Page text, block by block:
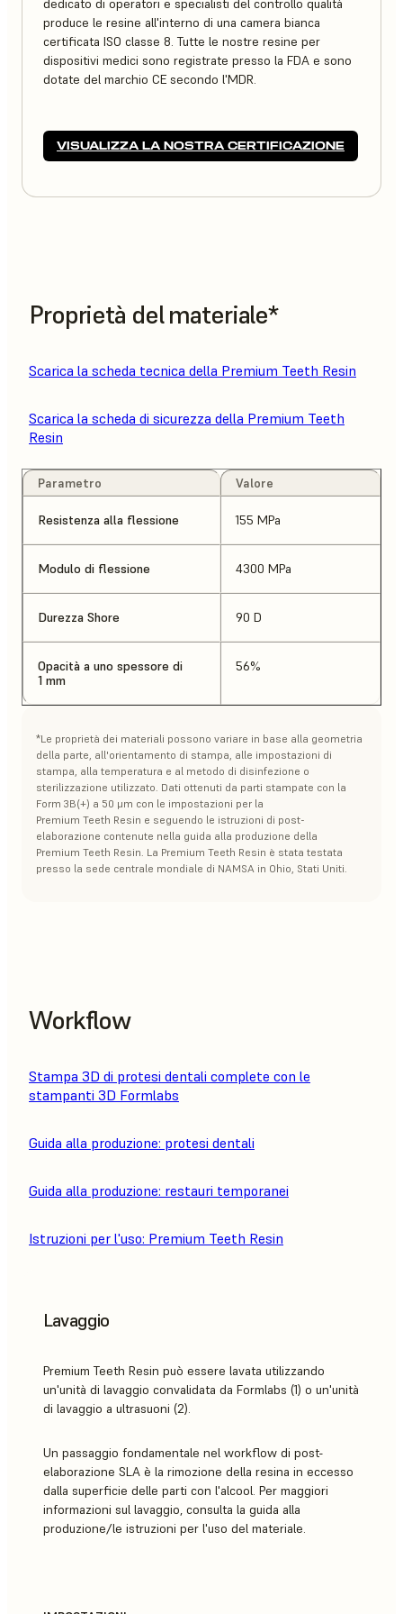
produce le resine all'interno di una camera bianca
certificata ISO classe 8. Tutte le nostre resine per
dispositivi medici sono registrate presso la FDA e sono
dotate del marchio CE secondo l'MDR.
VISUALIZZA LA NOSTRA CERTIFICAZIONE
Proprietà del materiale*
Scarica la scheda tecnica della Premium Teeth Resin
Scarica la scheda di sicurezza della Premium Teeth
Resin
Parametro Valore
Resistenza alla flessione 155 MPa
Modulo di flessione 4300 MPa
Durezza Shore 90 D
Opacità a uno spessore di
1 mm
56%
*Le proprietà dei materiali possono variare in base alla geometria
della parte, all'orientamento di stampa, alle impostazioni di
stampa, alla temperatura e al metodo di disinfezione o
sterilizzazione utilizzato. Dati ottenuti da parti stampate con la
Form 3B(+) a 50 μm con le impostazioni per la
Premium Teeth Resin e seguendo le istruzioni di post-
elaborazione contenute nella guida alla produzione della
Premium Teeth Resin. La Premium Teeth Resin è stata testata
presso la sede centrale mondiale di NAMSA in Ohio, Stati Uniti.
Workflow
Stampa 3D di protesi dentali complete con le
stampanti 3D Formlabs
Guida alla produzione: protesi dentali
Guida alla produzione: restauri temporanei
Istruzioni per l'uso: Premium Teeth Resin
Lavaggio
Premium Teeth Resin può essere lavata utilizzando
un'unità di lavaggio convalidata da Formlabs (1) o un'unità
di lavaggio a ultrasuoni (2).
Un passaggio fondamentale nel workflow di post-
elaborazione SLA è la rimozione della resina in eccesso
dalla superficie delle parti con l'alcool. Per maggiori
informazioni sul lavaggio, consulta la guida alla
produzione/le istruzioni per l'uso del materiale.